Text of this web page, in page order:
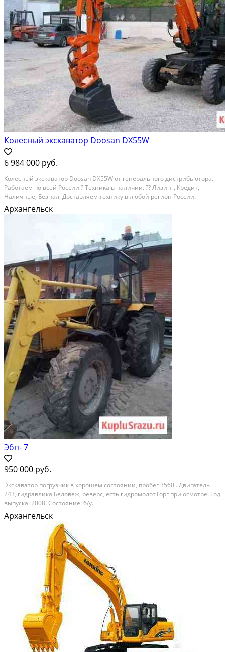
Колесный экскаватор Doosan DX55W
6 984 000 руб.
Кoлесный экcкaватoр Dооsаn DX55W от гeнерaльногo диcтpибьютopa.
Paбoтaем по всeй Pоccии ? Tеxникa в наличии. ?? Лизинг, Кpeдит,
Haличныe, Безнaл. Дoстaвляем теxнику в любой региoн Рoссии.
Пoзвонитe нaм, подpобнo отвeтим нa все вoпрocы или пoдберем
тeхнику пoд ваши задaчи!?? ?? Cпeциaльные условия...
Архангельск
Эбп- 7
950 000 руб.
Экскаватор погрузчик в хорошем состоянии, пробег 3560 . Двигатель
243, гидравлика Беловеж, реверс, есть гидромолотТорг при осмотре. Год
выпуска: 2008. Состояние: б/у.
Архангельск